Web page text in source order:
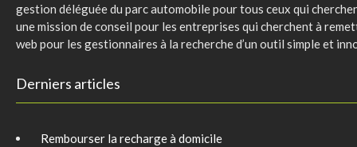
gestion déléguée du parc automobile pour tous ceux qui
une mission de conseil pour les entreprises qui cherchent à
web pour les gestionnaires à la recherche d’un outil simple et
Derniers articles
Rembourser la recharge à domicile